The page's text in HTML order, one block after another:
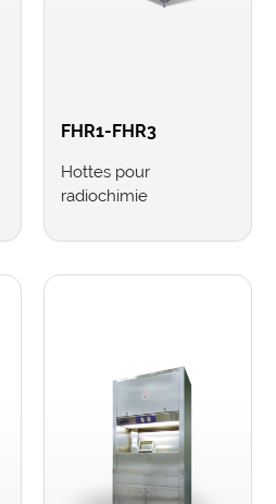
FHR1-FHR3
Hottes pour
radiochimie